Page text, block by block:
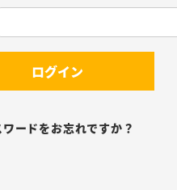
ログイン
ードをお忘れですか？